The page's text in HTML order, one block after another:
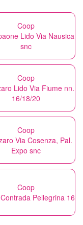
Coop
Lido Via Nausica
snc
Coop
Lido Via Fiume nn.
16/18/20
Coop
Via Cosenza, Pal.
Expo snc
Coop
Pellegrina 16